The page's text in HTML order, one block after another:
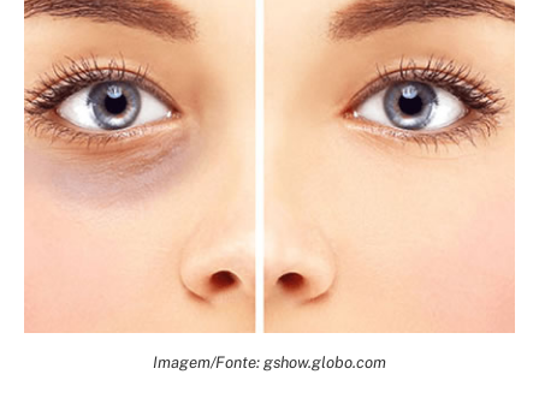
Imagem/Fonte: gshow.globo.com